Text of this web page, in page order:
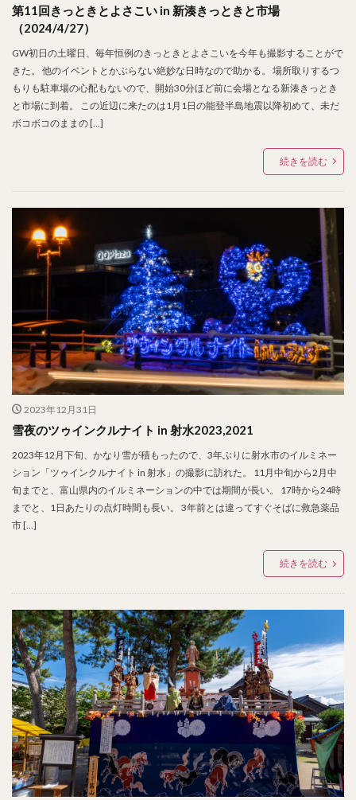
第11回きっときとよさこい in 新湊きっときと市場
（2024/4/27）
GW初日の土曜日、毎年恒例のきっときとよさこいを今年も撮影することがで
きた。 他のイベントとかぶらない絶妙な日時なので助かる。 場所取りするつ
もりも駐車場の心配もないので、開始30分ほど前に会場となる新湊きっとき
と市場に到着。 この近辺に来たのは1月1日の能登半島地震以降初めて、未だ
ボコボコのままの […]
続きを読む
2023年12月31日
雪夜のツゥインクルナイト in 射水2023,2021
2023年12月下旬、かなり雪が積もったので、3年ぶりに射水市のイルミネー
ション「ツゥインクルナイト in 射水」の撮影に訪れた。 11月中旬から2月中
旬までと、富山県内のイルミネーションの中では期間が長い。 17時から24時
までと、1日あたりの点灯時間も長い。 3年前とは違ってすぐそばに救急薬品
市 […]
続きを読む